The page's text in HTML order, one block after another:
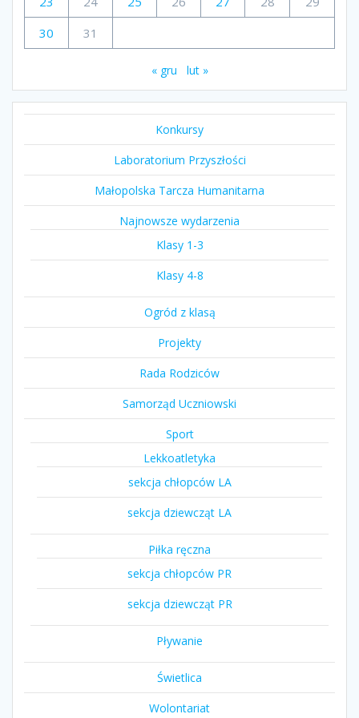
30
31
« gru lut »
Konkursy
Laboratorium Przyszłości
Małopolska Tarcza Humanitarna
Najnowsze wydarzenia
Klasy 1-3
Klasy 4-8
Ogród z klasą
Projekty
Rada Rodziców
Samorząd Uczniowski
Sport
Lekkoatletyka
sekcja chłopców LA
sekcja dziewcząt LA
Piłka ręczna
sekcja chłopców PR
sekcja dziewcząt PR
Pływanie
Świetlica
Wolontariat